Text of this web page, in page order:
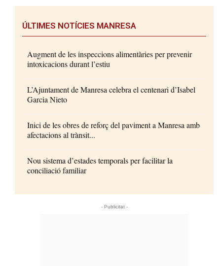
ÚLTIMES NOTÍCIES MANRESA
Augment de les inspeccions alimentàries per prevenir
intoxicacions durant l’estiu
L’Ajuntament de Manresa celebra el centenari d’Isabel
Garcia Nieto
Inici de les obres de reforç del paviment a Manresa amb
afectacions al trànsit...
Nou sistema d’estades temporals per facilitar la
conciliació familiar
- Publicitat -